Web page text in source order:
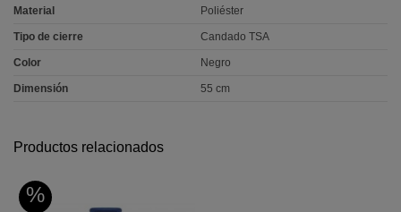
Material Poliéster
Tipo de cierre Candado TSA
Color Negro
Dimensión 55 cm
Productos relacionados
%